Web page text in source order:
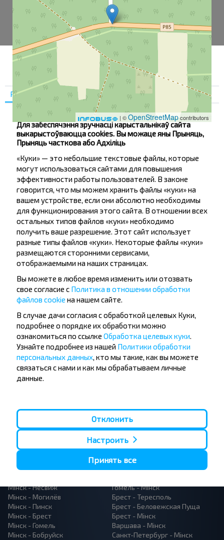
| ©OpenStreetMapcontributors
Автобусная остановка
Жадаеце
падарожнічаць
танней?
Не прапусці спецыяльныя акцыі, зніжкі і іншыя
цікавыя прапановы INFOBUS. Падпішыся на
атрыманне навін і падарожнічай з намі танней!
Падпісацц
Папулярныя аўтобусныя
Мінск - Несвиж
Мінск - Могилёв
Мінск - Пинск
Мінск - Брест
Мінск - Гомель
Мінск - Бобруйск
Гомель - Мінск
Брест - Тересполь
Брест - Беловежская Пуща
Брест - Мінск
Варшава - Мінск
Санкт-Петербург - Мінск
Разрешить выбор Разрешить выбор
Для забеспячэння зручнасці карыстальнікаў сайта
выкарыстоўваюцца cookies. Вы можаце яны Прыняць,
Прыняць часткова або Адхіліць
«Куки» — это небольшие текстовые файлы, которые
могут использоваться сайтами для повышения
эффективности работы пользователей. В законе
говорится, что мы можем хранить файлы «куки» на
вашем устройстве, если они абсолютно необходимы
для функционирования этого сайта. В отношении всех
остальных типов файлов «куки» необходимо
получить ваше разрешение. Этот сайт использует
разные типы файлов «куки». Некоторые файлы «куки»
размещаются сторонними сервисами,
отображаемыми на наших страницах.
Вы можете в любое время изменить или отозвать
свое согласие с Политика в отношении обработки
файлов cookie на нашем сайте.
В случае дачи согласия с обработкой целевых Куки,
подробнее о порядке их обработки можно
ознакомиться по ссылке Обработка целевых куки.
Узнайте подробнее из нашей Политики обработки
персональных данных, кто мы такие, как вы можете
связаться с нами и как мы обрабатываем личные
данные.
Отклонить
Настроить
Принять все